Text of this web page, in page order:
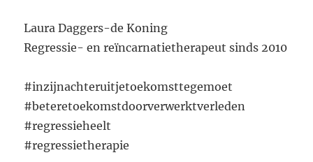
Laura Daggers-de Koning
Regressie- en reïncarnatietherapeut sinds 2010
#inzijnachteruitjetoekomsttegemoet
#beteretoekomstdoorverwerktverleden
#regressieheelt
#regressietherapie